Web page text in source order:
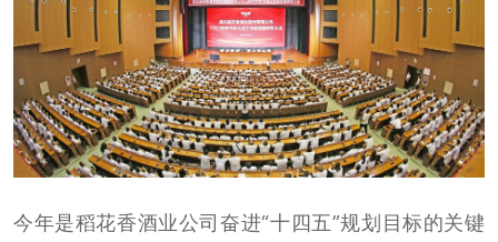
今年是稻花香酒业公司奋进“十四五”规划目标的关键